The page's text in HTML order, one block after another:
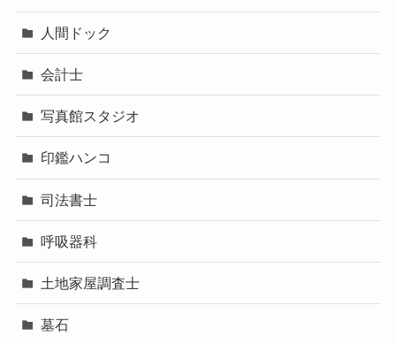
人間ドック
会計士
写真館スタジオ
印鑑ハンコ
司法書士
呼吸器科
土地家屋調査士
墓石